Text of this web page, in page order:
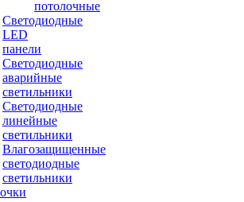
потолочные
Светодиодные
LED
панели
Светодиодные
аварийные
светильники
Светодиодные
линейные
светильники
Влагозащищенные
светодиодные
светильники